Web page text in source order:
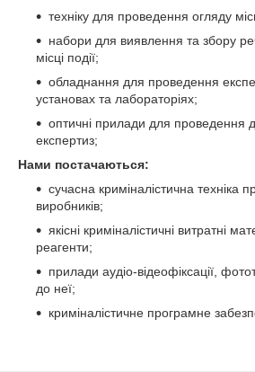
техніку для проведення огляду
набори для виявлення та збору
місці події;
обладнання для проведення
установах та лабораторіях;
оптичні прилади для проведення
експертиз;
Нами постачаються:
сучасна криміналістична техніка
виробників;
якісні криміналістичні витратні
реагенти;
прилади аудіо-відеофіксації,
до неї;
криміналістичне програмне